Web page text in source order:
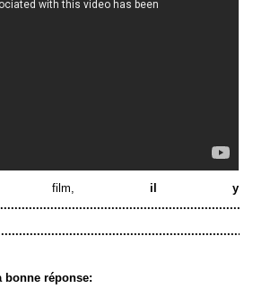
film, il y
bonne réponse: